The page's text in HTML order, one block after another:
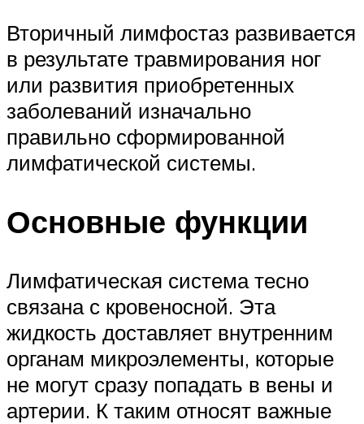
Вторичный лимфостаз развивается
в результате травмирования ног
или развития приобретенных
заболеваний изначально
правильно сформированной
лимфатической системы.
Основные функции
Лимфатическая система тесно
связана с кровеносной. Эта
жидкость доставляет внутренним
органам микроэлементы, которые
не могут сразу попадать в вены и
артерии. К таким относят важные